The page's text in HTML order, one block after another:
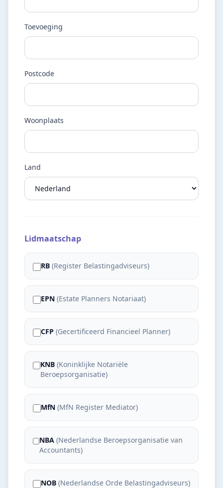
Toevoeging
Postcode
Woonplaats
Land
Lidmaatschap
RB (Register Belastingadviseurs)
EPN (Estate Planners Notariaat)
CFP (Gecertificeerd Financieel Planner)
KNB (Koninklijke Notariële
Beroepsorganisatie)
MfN (MfN Register Mediator)
NBA (Nederlandse Beroepsorganisatie van
Accountants)
NOB (Nederlandse Orde Belastingadviseurs)